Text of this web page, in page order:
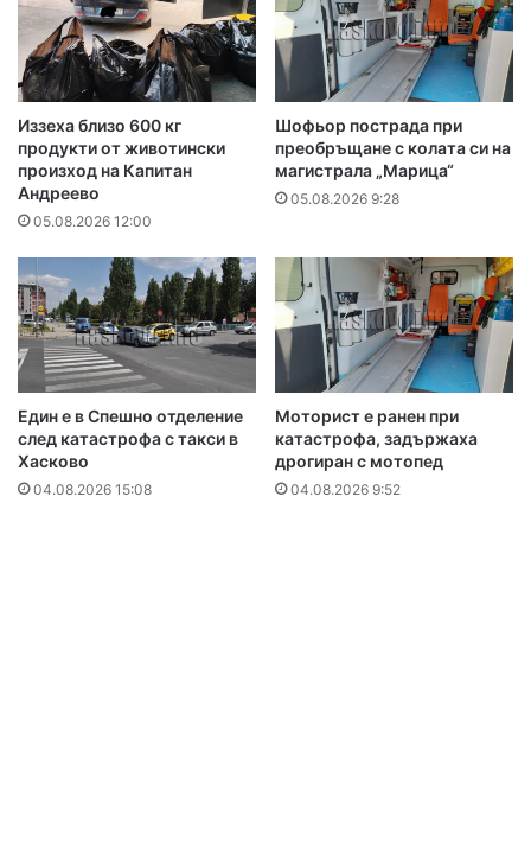
Иззеха близо 600 кг
продукти от животински
произход на Капитан
Андреево
05.08.2026 12:00
Шофьор пострада при
преобръщане с колата си на
магистрала „Марица“
05.08.2026 9:28
Един е в Спешно отделение
след катастрофа с такси в
Хасково
04.08.2026 15:08
Моторист е ранен при
катастрофа, задържаха
дрогиран с мотопед
04.08.2026 9:52